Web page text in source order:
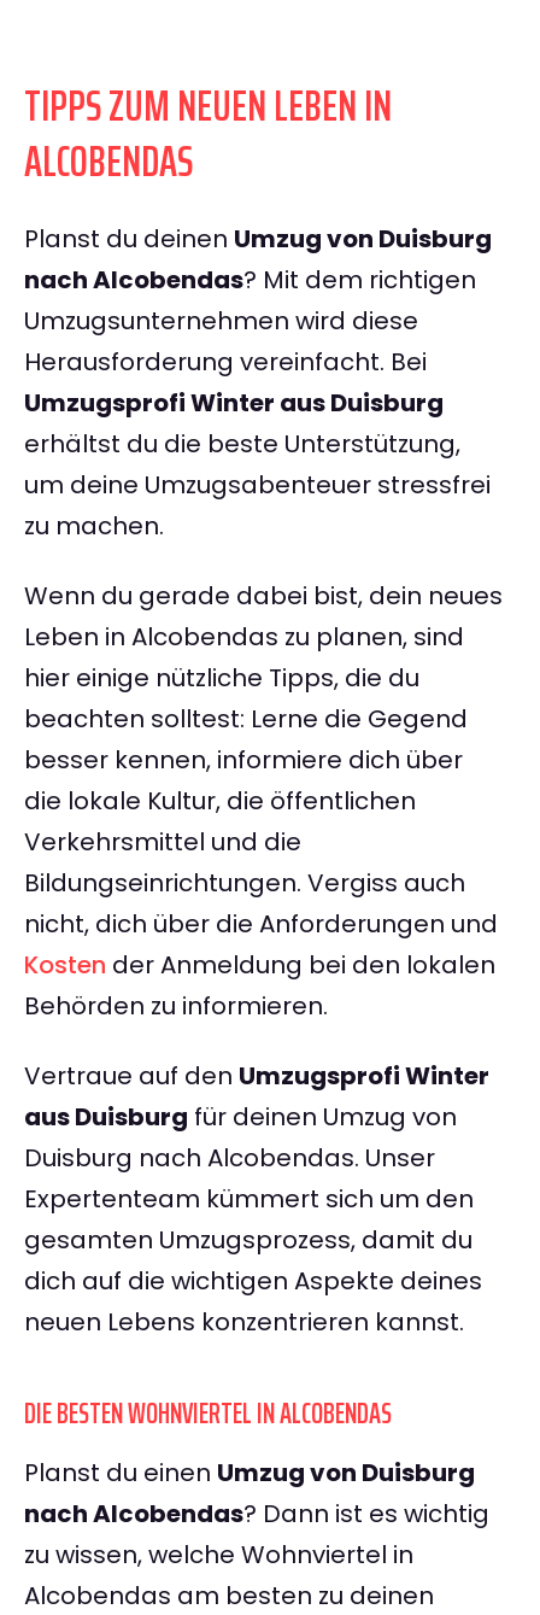
TIPPS ZUM NEUEN LEBEN IN
ALCOBENDAS
Planst du deinen Umzug von Duisburg
nach Alcobendas? Mit dem richtigen
Umzugsunternehmen wird diese
Herausforderung vereinfacht. Bei
Umzugsprofi Winter aus Duisburg
erhältst du die beste Unterstützung,
um deine Umzugsabenteuer stressfrei
zu machen.
Wenn du gerade dabei bist, dein neues
Leben in Alcobendas zu planen, sind
hier einige nützliche Tipps, die du
beachten solltest: Lerne die Gegend
besser kennen, informiere dich über
die lokale Kultur, die öffentlichen
Verkehrsmittel und die
Bildungseinrichtungen. Vergiss auch
nicht, dich über die Anforderungen und
Kosten der Anmeldung bei den lokalen
Behörden zu informieren.
Vertraue auf den Umzugsprofi Winter
aus Duisburg für deinen Umzug von
Duisburg nach Alcobendas. Unser
Expertenteam kümmert sich um den
gesamten Umzugsprozess, damit du
dich auf die wichtigen Aspekte deines
neuen Lebens konzentrieren kannst.
DIE BESTEN WOHNVIERTEL IN ALCOBENDAS
Planst du einen Umzug von Duisburg
nach Alcobendas? Dann ist es wichtig
zu wissen, welche Wohnviertel in
Alcobendas am besten zu deinen